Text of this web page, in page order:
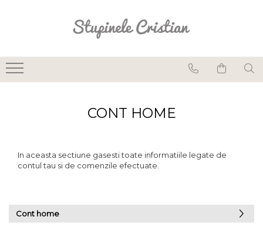
Lumânări din ceară de albine
Lumânări parfumate
naturale
din ceară de albine
Lumânări rulate din
Seturi lumânări și
suporturi
CONT HOME
In aceasta sectiune gasesti toate informatiile legate de
contul tau si de comenzile efectuate.
Cont home